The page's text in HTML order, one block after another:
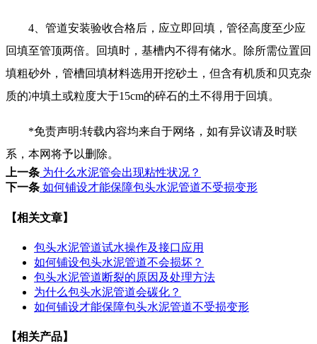
4、管道安装验收合格后，应立即回填，管径高度至少应
回填至管顶两倍。回填时，基槽内不得有储水。除所需位置回
填粗砂外，管槽回填材料选用开挖砂土，但含有机质和贝克杂
质的冲填土或粒度大于15cm的碎石的土不得用于回填。
*免责声明:转载内容均来自于网络，如有异议请及时联
系，本网将予以删除。
上一条 为什么水泥管会出现粘性状况？
下一条 如何铺设才能保障包头水泥管道不受损变形
【相关文章】
包头水泥管道试水操作及接口应用
如何铺设包头水泥管道不会损坏？
包头水泥管道断裂的原因及处理方法
为什么包头水泥管道会碳化？
如何铺设才能保障包头水泥管道不受损变形
【相关产品】